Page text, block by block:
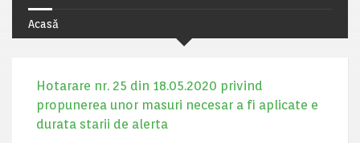
Acasă
Hotarare nr. 25 din 18.05.2020 privind
propunerea unor masuri necesar a fi aplicate e
durata starii de alerta